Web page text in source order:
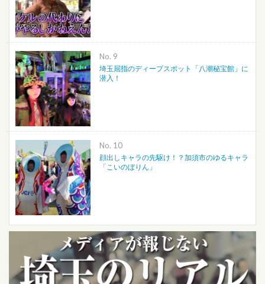
No.
埼玉屈指のディープスポット「八潮秘宝館」に
潜入！
No.
顔出しキャラの先駆け！？加須市のゆるキャラ
「こいのぼりん」